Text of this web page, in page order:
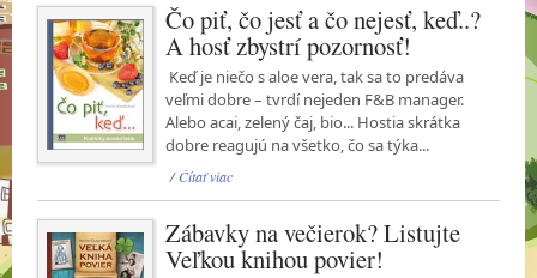
Čo piť, čo jesť a čo nejesť, keď..?
A hosť zbystrí pozornosť!
Keď je niečo s aloe vera, tak sa to predáva
veľmi dobre – tvrdí nejeden F&B manager.
Alebo acai, zelený čaj, bio... Hostia skrátka
dobre reagujú na všetko, čo sa týka...
/Čítať viac
Zábavky na večierok? Listujte
Veľkou knihou povier!